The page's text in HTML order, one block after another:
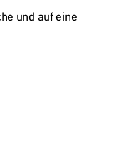
und auf eine